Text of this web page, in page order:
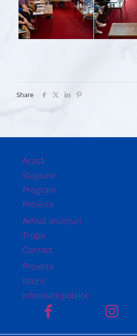
Share
Acasă
Stagiune
Program
Proiecte
Arhivă anunțuri
Trupa
Contact
Proiecte
Istoric
Informații publice